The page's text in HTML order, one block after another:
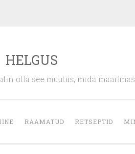
HELGUS
olla see muutus, mida
RAAMATUD RETSEPTID